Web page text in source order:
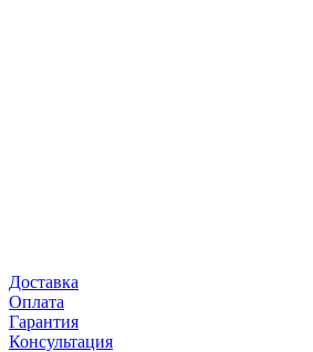
Доставка
Оплата
Гарантия
Консультация